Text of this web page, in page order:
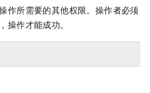
作所需要的其他权限。操作者必须
操作才能成功。